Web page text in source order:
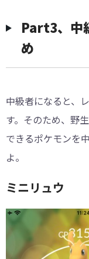
︎︎Part3、中
め
中級者になると、
す。そのため、野
できるポケモンを
よ。
ミニリュウ